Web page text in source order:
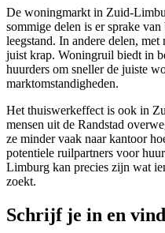
De woningmarkt in Zuid-
sommige delen is er sprake
leegstand. In andere delen,
juist krap. Woningruil biedt in
huurders om sneller de juiste
marktomstandigheden.
Het thuiswerkeffect is ook in
mensen uit de Randstad
ze minder vaak naar kantoor
potentiele ruilpartners voor
Limburg kan precies zijn wat
zoekt.
Schrijf je in en